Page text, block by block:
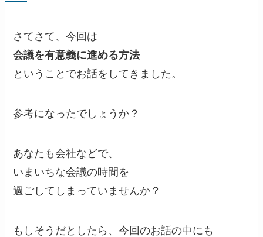
さてさて、今回は
会議を有意義に進める方法
ということでお話をしてきました。
参考になったでしょうか？
あなたも会社などで、
いまいちな会議の時間を
過ごしてしまっていませんか？
もしそうだとしたら、今回のお話の中にも